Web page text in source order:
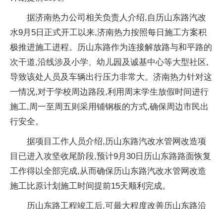
据济南热力公司相关负责人介绍,自历山东路汽改
水9月5日正式开工以来,济南热力按照每日施工方案积
极推进施工进程。历山东路作为连接解放路与和平路的
次干道,沿线涉及小学、幼儿园及诚基中心等大型社区,
导致该处人员及车辆出行压力非常大。济南热力针对这
一情况,对于学校周边路段,利用周末学生放假时间进行
施工,周一至周五则采用铺钢板的方式,确保周边市民出
行安全。
据项目工作人员介绍,历山东路汽改水管网改造项
目已进入攻坚收尾阶段,预计9月30日历山东路路面恢复
工作得以全部完成,从而确保历山东路汽改水管网改造
施工比原计划施工时间提前15天顺利完成。
历山东路工程竣工后,可最大程度改善历山东路沿